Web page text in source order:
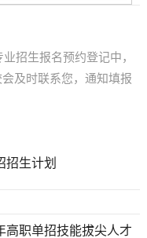
招生报名预约登记中，
及时联系您，通知填报
招生计划
高职单招技能拔尖人才